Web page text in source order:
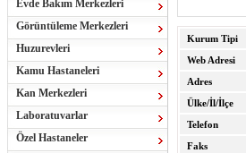
Evde Bakım Merkezleri
Görüntüleme Merkezleri
Huzurevleri
Kamu Hastaneleri
Kan Merkezleri
Laboratuvarlar
Özel Hastaneler
Kurum Tipi
Web Adresi
Adres
Ülke/İl/İlçe
Telefon
Faks